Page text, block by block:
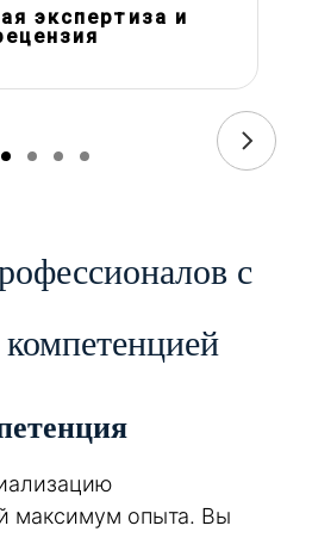
экспертиза и
с
максимум опыта. Вы